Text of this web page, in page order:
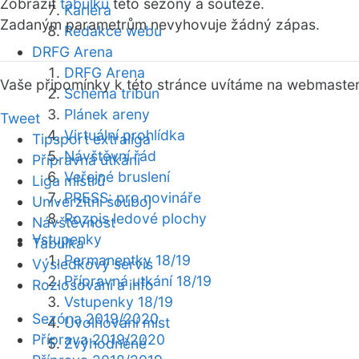
Kariéra
Redakce webu
DRFG Arena
DRFG Arena
Schéma tribun
Plánek areny
Virtuální prohlídka
Návštěvní řád
Veřejné bruslení
PRESS: pro novináře
Rozpis ledové plochy
Vstupenky
Permanentky 18/19
Přípravná utkání 18/19
Vstupenky 18/19
Uvolňování míst
Zvýhodněné
Zobrazit tabulku této sezóny a soutěže.
Zadaným parametrům nevyhovuje žádný zápas.
Vaše připomínky k této stránce uvítáme na webmaster
Tweet
Tipsport extraliga
Přípravná utkání
Liga mistrů
Univerzitní souboj
Návštěvnost
Tabulka
Výsledkový servis
Rozlosování a info
Sezóna 2019/2020
Příprava 2019/2020